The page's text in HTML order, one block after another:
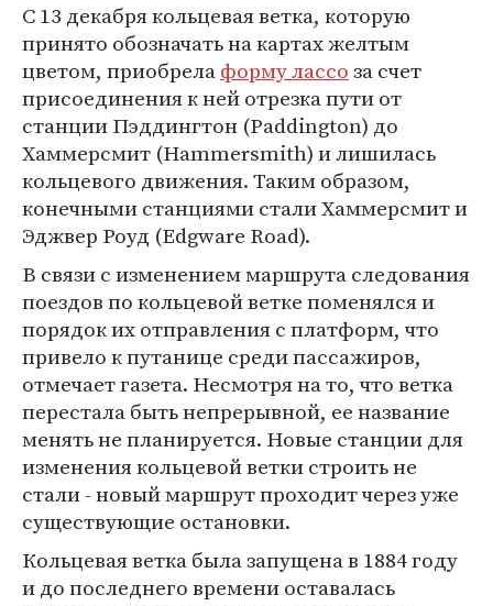
С 13 декабря кольцевая ветка, которую
принято обозначать на картах желтым
цветом, приобрелаформу лассоза счет
присоединения к ней отрезка пути от
станции Пэддингтон (Paddington) до
Хаммерсмит (Hammersmith) и лишилась
кольцевого движения. Таким образом,
конечными станциями стали Хаммерсмит и
Эджвер Роуд (Edgware Road).
В связи с изменением маршрута следования
поездов по кольцевой ветке поменялся и
порядок их отправления с платформ, что
привело к путанице среди пассажиров,
отмечает газета. Несмотря на то, что ветка
перестала быть непрерывной, ее название
менять не планируется. Новые станции для
изменения кольцевой ветки строить не
стали - новый маршрут проходит через уже
существующие остановки.
Кольцевая ветка была запущена в 1884 году
и до последнего времени оставалась